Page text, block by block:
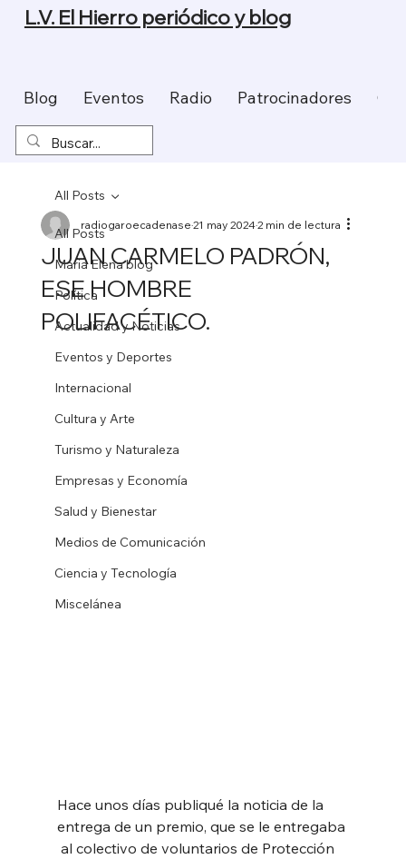
Blog Eventos Radio Patrocinadores
L.V. El Hierro periódico y blog
All Posts
Maria Elena blog
Política
Actualidad y Noticias
Eventos y Deportes
Internacional
Cultura y Arte
Turismo y Naturaleza
Empresas y Economía
Salud y Bienestar
Medios de Comunicación
Ciencia y Tecnología
Miscelánea
All Posts
JUAN CARMELO PADRÓN,
ESE HOMBRE
POLIFACÉTICO.
radiogaroecadenase21 may 20242 min de lectura
Hace unos días publiqué la noticia de la
entrega de un premio, que se le entregaba
al colectivo de voluntarios de Protección